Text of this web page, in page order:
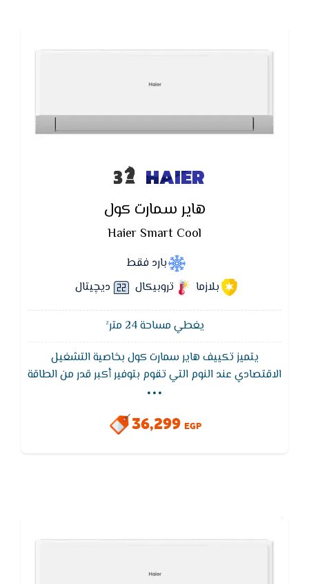
HAIER
هاير سمارت كول
Haier Smart Cool
بارد فقط
بلازما
تروبيكال ديچيتال
يغطي مساحة 24 متر²
يتميز تكييف هاير سمارت كول بخاصية التشغيل
الاقتصادي عند النوم التي تقوم بتوفير أكبر قدر من الطاقة
و اعطاء اكبر قدر من الراحة أثناء النوم و ايضا تكييف هاير
بالريموت مما يتيح له قياس درجه الحراره المحيطه للريموت
...
36,299 EGP